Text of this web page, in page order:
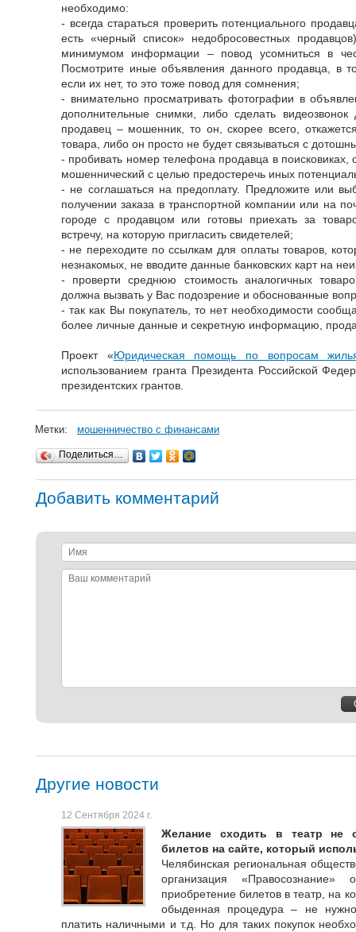
необходимо:
- всегда стараться проверить потенциального
есть «черный список» недобросовестных
минимумом информации – повод усомниться в
Посмотрите иные объявления данного продавца, в
если их нет, то это тоже повод для сомнения;
- внимательно просматривать фотографии в
дополнительные снимки, либо сделать
продавец – мошенник, то он, скорее всего,
товара, либо он просто не будет связываться с
- пробивать номер телефона продавца в поисковиках,
мошеннический с целью предостеречь иных
- не соглашаться на предоплату. Предложите или
получении заказа в транспортной компании или на
городе с продавцом или готовы приехать за
встречу, на которую пригласить свидетелей;
- не переходите по ссылкам для оплаты товаров,
незнакомых, не вводите данные банковских карт на
- проверти среднюю стоимость аналогичных
должна вызвать у Вас подозрение и обоснованные
- так как Вы покупатель, то нет необходимости
более личные данные и секретную информацию,
Проект «Юридическая помощь по вопросам
использованием гранта Президента Российской
президентских грантов.
Метки: мошенничество с финансами
Поделиться…
Добавить комментарий
Имя
Ваш
Другие новости
12 Сентября 2024 г.
Желание сходить в театр не
билетов на сайте, который
Челябинская региональная
организация
приобретение билетов в театр, на
обыденная процедура – не
платить наличными и т.д. Но для таких покупок